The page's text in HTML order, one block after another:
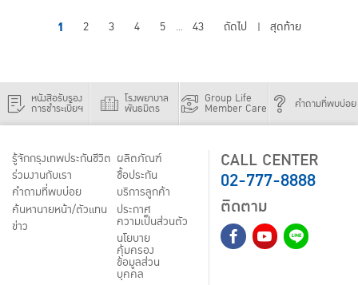
1 2 3 4 5 ... 43 ถัดไป | สุดท้าย
หนังสือรับรอง
การชำระเบี้ยฯ
โรงพยาบาล
พันธมิตร
Group Life
Member Care คำถามที่พบบ่อย
รู้จักกรุงเทพประกันชีวิต
ร่วมงานกับเรา
คำถามที่พบบ่อย
ค้นหานายหน้า/ตัวแทน
ข่าว
ผลิตภัณฑ์
ชื้อประกัน
บริการลูกค้า
ประกาศ
ความเป็นส่วนตัว
นโยบาย
คุ้มครอง
ข้อมูลส่วน
บุคคล
CALL CENTER
02-777-8888
ติดตาม